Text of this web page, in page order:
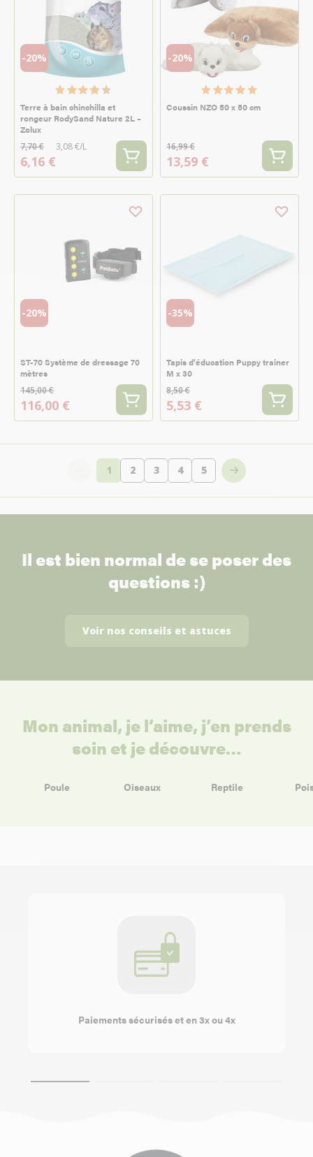
-20%
Terre à bain chinchilla et
rongeur RodySand Nature 2L –
Zolux
7,70 €
6,16 €
3,08 €/L
-20%
Coussin NZO 50 x 50 cm
16,99 €
13,59 €
-20%
ST-70 Système de dressage 70
mètres
145,00 €
116,00 €
-35%
Tapis d'éducation Puppy trainer
M x 30
8,50 €
5,53 €
Vous lisez actuellement la page
1 Page
2 Page
3 Page
4 Page
5
Il est bien normal de se poser des
questions :)
Voir nos conseils et astuces
Mon animal, je l’aime, j’en prends
soin et je découvre…
Poule Oiseaux Reptile
Paiements sécurisés et en 3x ou 4x